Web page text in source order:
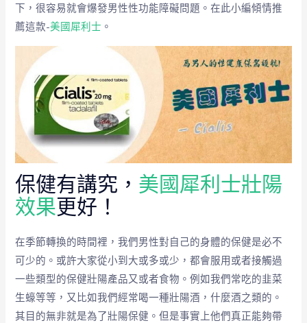
下，很容易就會爆發男性性功能障礙問題。在此小編傾情推
薦這款-美國犀利士 。
保健有講究， 美國犀利士壯陽
效果更好！
在季節轉換的時間裡，我們男性對自己的身體的保健是必不
可少的。或許大家從小到大或多或少，都會服用或者接觸過
一些類型的保健壯陽產品又或者食物。例如我們常吃的韭菜
生蠔等等，又比如我們經常喝一種壯陽酒，什麼酒之類的。
其目的無非就是為了壯陽保健。但是事實上他們真正能夠帶